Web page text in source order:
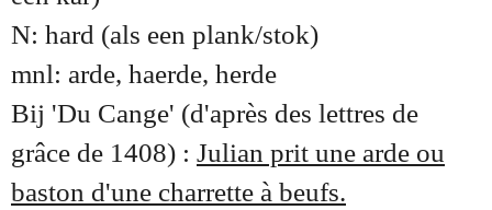
N: hard (als een plank/stok)
mnl: arde, haerde, herde
Bij 'Du Cange' (d'après des lettres de
grâce de 1408) : Julian prit une arde ou
baston d'une charrette à beufs.